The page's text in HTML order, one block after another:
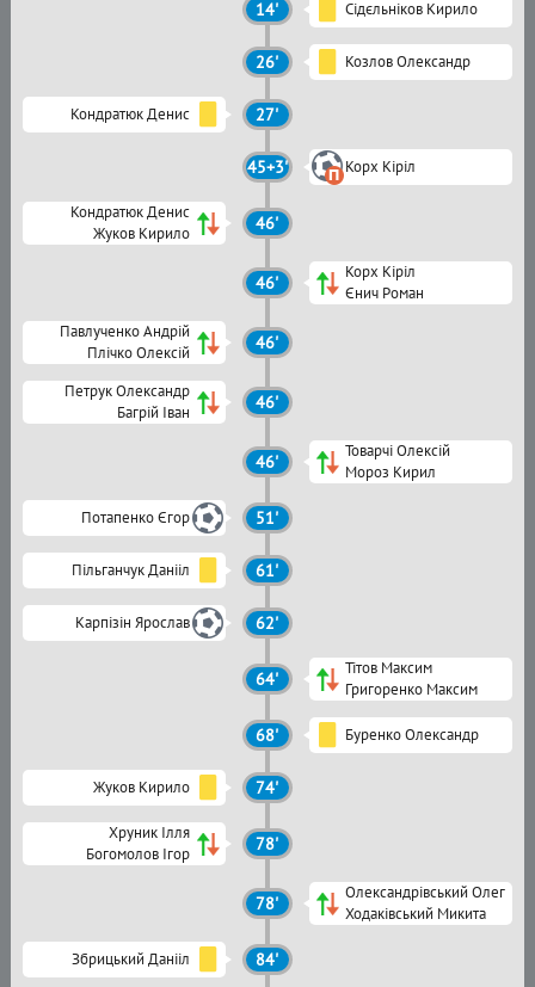
14' Сідєльніков Кирило
26' Козлов Олександр
Кондратюк Денис 27'
45+3' Корх Кіріл
Кондратюк Денис
Жуков Кирило
46'
46'
Корх Кіріл
Єнич Роман
Павлученко Андрій
Плічко Олексій
46'
Петрук Олександр
Багрій Іван
46'
46'
Товарчі Олексій
Мороз Кирил
Потапенко Єгор 51'
Пільганчук Данііл 61'
Карпізін Ярослав 62'
64'
Тітов Максим
Григоренко Максим
68' Буренко Олександр
Жуков Кирило 74'
Хруник Ілля
Богомолов Ігор
78'
78'
Олександрівський Олег
Ходаківський Микита
Збрицький Данііл 84'